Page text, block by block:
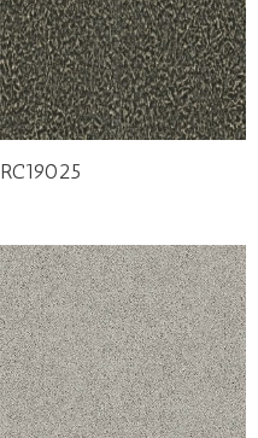
RC19025